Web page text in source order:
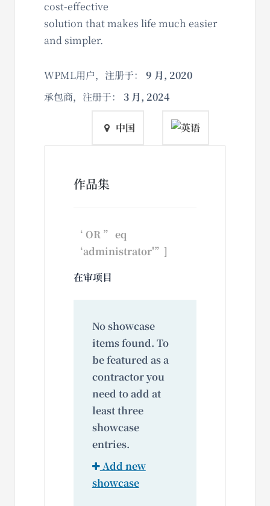
cost-effective
solution that makes life much easier
and simpler.
WPML用户，注册于： 9 月, 2020
承包商，注册于： 3 月, 2024
中国
作品集
‘ OR ” eq
‘administrator'”]
在审项目
No showcase
items found. To
be featured as a
contractor you
need to add at
least three
showcase
entries.
Add new
showcase